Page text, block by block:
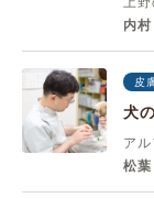
内
皮
犬
ア
松葉